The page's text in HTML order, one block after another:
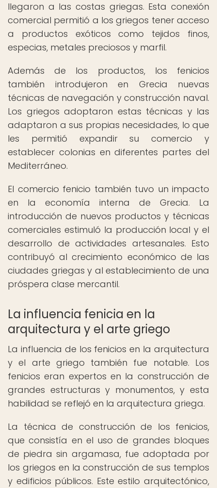
llegaron a las costas griegas. Esta conexión
comercial permitió a los griegos tener acceso
a productos exóticos como tejidos finos,
especias, metales preciosos y marfil.
Además de los productos, los fenicios
también introdujeron en Grecia nuevas
técnicas de navegación y construcción naval.
Los griegos adoptaron estas técnicas y las
adaptaron a sus propias necesidades, lo que
les permitió expandir su comercio y
establecer colonias en diferentes partes del
Mediterráneo.
El comercio fenicio también tuvo un impacto
en la economía interna de Grecia. La
introducción de nuevos productos y técnicas
comerciales estimuló la producción local y el
desarrollo de actividades artesanales. Esto
contribuyó al crecimiento económico de las
ciudades griegas y al establecimiento de una
próspera clase mercantil.
La influencia fenicia en la
arquitectura y el arte griego
La influencia de los fenicios en la arquitectura
y el arte griego también fue notable. Los
fenicios eran expertos en la construcción de
grandes estructuras y monumentos, y esta
habilidad se reflejó en la arquitectura griega.
La técnica de construcción de los fenicios,
que consistía en el uso de grandes bloques
de piedra sin argamasa, fue adoptada por
los griegos en la construcción de sus templos
y edificios públicos. Este estilo arquitectónico,